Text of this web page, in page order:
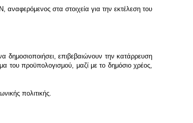
στα στοιχεία για την εκτέλεση του
επιβεβαιώνουν την κατάρρευση
του προϋπολογισμού, μαζί με το δημόσιο χρέος,
πολιτικής.